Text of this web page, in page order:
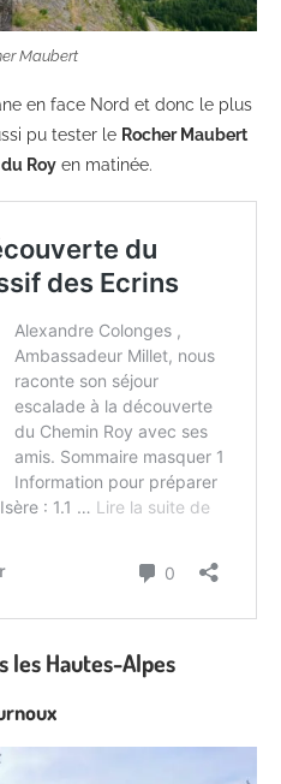
Maubert
en face Nord et donc le plus
pu tester le Rocher Maubert
Roy en matinée.
les Hautes-Alpes